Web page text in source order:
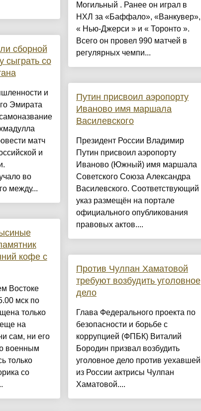
сборной
сыграть со
и
Эмирата
матч
и
во
между...
кофе с
Востоке
мск по
только
на
сам, ни его
военным
только
со
Могильный . Ранее он играл в
НХЛ за «Баффало», «Ванкувер»,
« Нью-Джерси » и « Торонто ».
Всего он провел 990 матчей в
регулярных чемпи...
Путин присвоил аэропорту
Иваново имя маршала
Василевского
Президент России Владимир
Путин присвоил аэропорту
Иваново (Южный) имя маршала
Советского Союза Александра
Василевского. Соответствующий
указ размещён на портале
официального опубликования
правовых актов....
Против Чулпан Хаматовой
требуют возбудить уголовное
дело
Глава Федерального проекта по
безопасности и борьбе с
коррупцией (ФПБК) Виталий
Бородин призвал возбудить
уголовное дело против уехавшей
из России актрисы Чулпан
Хаматовой....